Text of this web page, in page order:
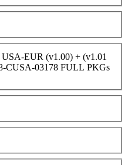
EUR (v1.00) + (v1.01
CUSA-03178 FULL PKGs